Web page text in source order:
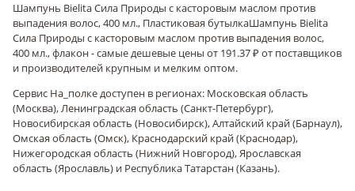
Шампунь Bielita Сила Природы с касторовым маслом против
выпадения волос, 400 мл., Пластиковая бутылкаШампунь Bielita
Сила Природы с касторовым маслом против выпадения волос,
400 мл., флакон - самые дешевые цены от 191.37 ₽ от поставщиков
и производителей крупным и мелким оптом.
Сервис На_полке доступен в регионах: Московская область
(Москва), Ленинградская область (Санкт-Петербург),
Новосибирская область (Новосибирск), Алтайский край (Барнаул),
Омская область (Омск), Краснодарский край (Краснодар),
Нижегородская область (Нижний Новгород), Ярославская
область (Ярославль) и Республика Татарстан (Казань).